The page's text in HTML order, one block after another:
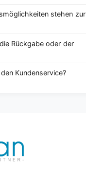
stehen zur
Rückgabe oder der
Kundenservice?